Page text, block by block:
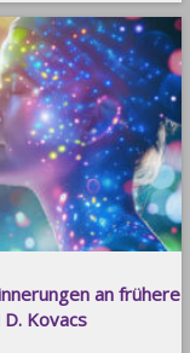
an frühere
Kovacs